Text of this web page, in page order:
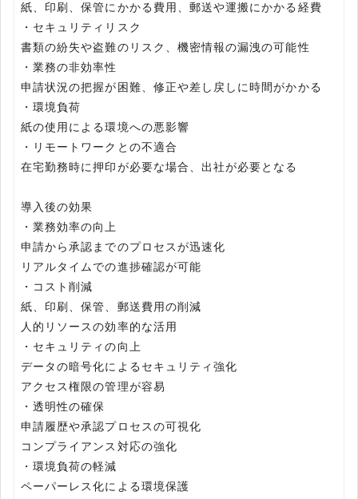
紙、印刷、保管にかかる費用、郵送や運搬にかかる経費
・セキュリティリスク
書類の紛失や盗難のリスク、機密情報の漏洩の可能性
・業務の非効率性
申請状況の把握が困難、修正や差し戻しに時間がかかる
・環境負荷
紙の使用による環境への悪影響
・リモートワークとの不適合
在宅勤務時に押印が必要な場合、出社が必要となる
導入後の効果
・業務効率の向上
申請から承認までのプロセスが迅速化
リアルタイムでの進捗確認が可能
・コスト削減
紙、印刷、保管、郵送費用の削減
人的リソースの効率的な活用
・セキュリティの向上
データの暗号化によるセキュリティ強化
アクセス権限の管理が容易
・透明性の確保
申請履歴や承認プロセスの可視化
コンプライアンス対応の強化
・環境負荷の軽減
ペーパーレス化による環境保護